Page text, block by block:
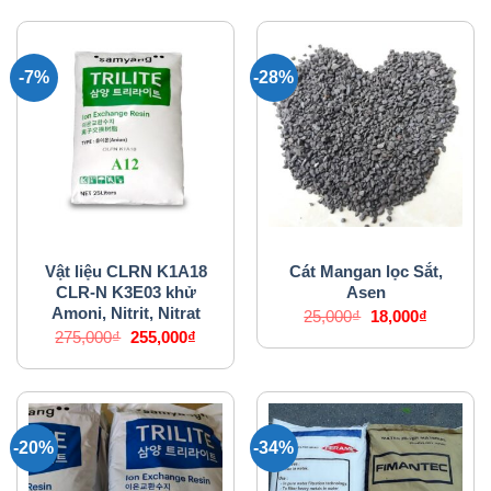
-7%
Vật liệu CLRN K1A18
CLR-N K3E03 khử
Amoni, Nitrit, Nitrat
275,000₫ Giá
là:
255,000₫Giá
tại
255,000₫.
-28%
Cát Mangan lọc Sắt,
Asen
25,000₫ Giá
là:
18,000₫Giá
tại
-20% -34%